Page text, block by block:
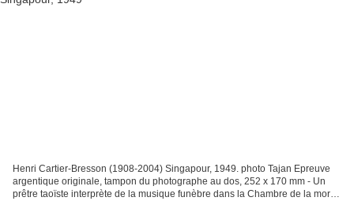
Henri Cartier-Bresson (1908-2004) Singapour, 1949. photo Tajan Epreuve
argentique originale, tampon du photographe au dos, 252 x 170 mm - Un
prêtre taoïste interprète de la musique funèbre dans la Chambre de la mort.